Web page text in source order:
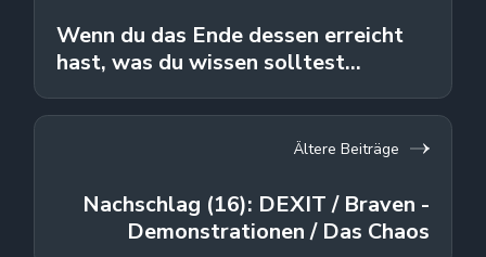
Wenn du das Ende dessen erreicht
hast, was du wissen solltest...
Ältere Beiträge
Nachschlag (16): DEXIT / Braven -
Demonstrationen / Das Chaos